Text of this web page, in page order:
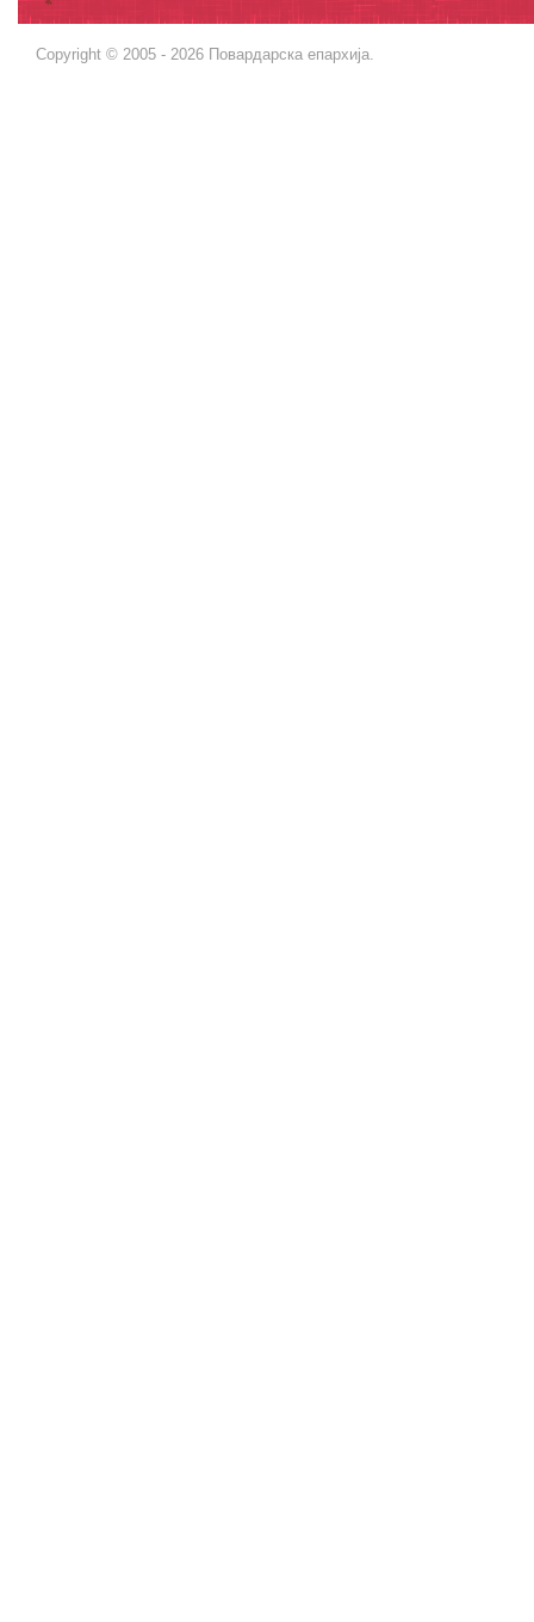
Copyright © 2005 - 2026 Повардарска епархија.